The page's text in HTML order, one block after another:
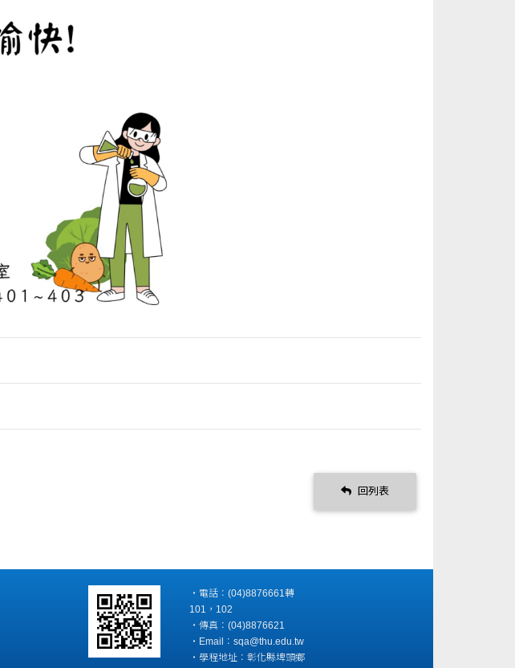
回列表
‧電話：(04)8876661轉
101，102
‧傳真：(04)8876621
‧Email：sqa@thu.edu.tw
‧學程地址：彰化縣埤頭鄉